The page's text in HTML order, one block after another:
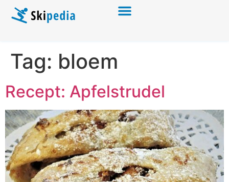
Tag: bloem
Recept: Apfelstrudel